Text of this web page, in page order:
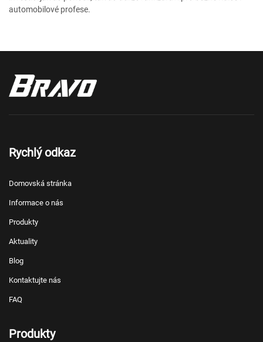
automobilové profese.
Rychlý odkaz
Domovská stránka
Informace o nás
Produkty
Aktuality
Blog
Kontaktujte nás
FAQ
Produkty